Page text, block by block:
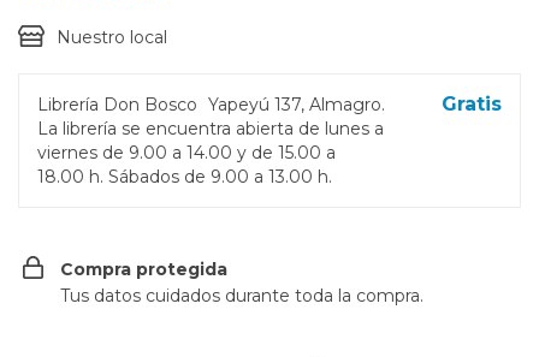
Nuestro local
Librería Don Bosco Yapeyú 137, Almagro.
La librería se encuentra abierta de lunes a
viernes de 9.00 a 14.00 y de 15.00 a
18.00 h. Sábados de 9.00 a 13.00 h.
Gratis
Compra protegida
Tus datos cuidados durante toda la compra.